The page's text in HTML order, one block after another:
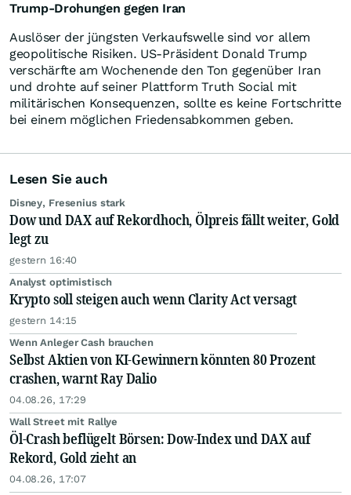
Trump-Drohungen gegen Iran
Auslöser der jüngsten Verkaufswelle sind vor allem
geopolitische Risiken. US-Präsident Donald Trump
verschärfte am Wochenende den Ton gegenüber Iran
und drohte auf seiner Plattform Truth Social mit
militärischen Konsequenzen, sollte es keine Fortschritte
bei einem möglichen Friedensabkommen geben.
Lesen Sie auch
Disney, Fresenius stark
Dow und DAX auf Rekordhoch, Ölpreis fällt weiter, Gold
legt zu
gestern 16:40
Analyst optimistisch
Krypto soll steigen auch wenn Clarity Act versagt
gestern 14:15
Wenn Anleger Cash brauchen
Selbst Aktien von KI-Gewinnern könnten 80 Prozent
crashen, warnt Ray Dalio
04.08.26, 17:29
Wall Street mit Rallye
Öl-Crash beflügelt Börsen: Dow-Index und DAX auf
Rekord, Gold zieht an
04.08.26, 17:07